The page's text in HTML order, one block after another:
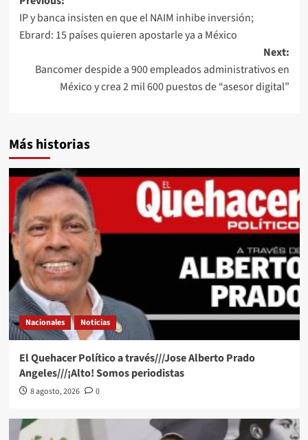
navigation
IP y banca insisten en que el NAIM inhibe inversión;
Ebrard: 15 países quieren apostarle ya a México
Next:
Bancomer despide a 900 empleados administrativos en
México y crea 2 mil 600 puestos de “asesor digital”
Más historias
Nacionales Noticias
El Quehacer Político a través///Jose Alberto Prado
Angeles///¡Alto! Somos periodistas
8 agosto, 2026 0